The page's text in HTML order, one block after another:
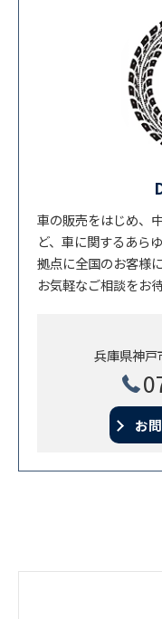
車の販売をはじめ、
ど、車に関するあら
拠点に全国のお客様
お気軽なご相談をお
兵庫県神
お